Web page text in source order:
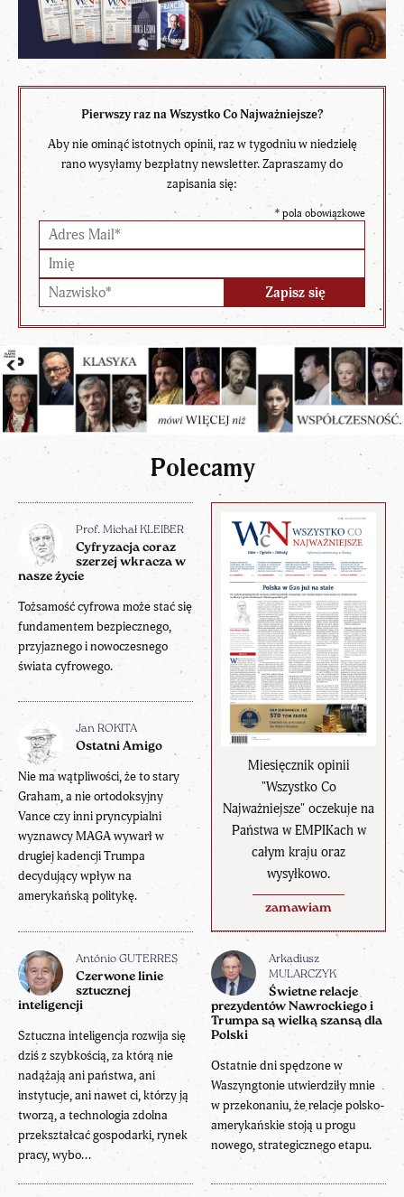
Pierwszy raz na Wszystko Co Najważniejsze?
Aby nie ominąć istotnych opinii, raz w tygodniu w niedzielę
rano wysyłamy bezpłatny newsletter. Zapraszamy do
zapisania się:
* pola obowiązkowe
Polecamy
Miesięcznik opinii
"Wszystko Co
Najważniejsze" oczekuje na
Państwa w EMPIKach w
całym kraju oraz
wysyłkowo.
zamawiam
Prof. Michał KLEIBER
Cyfryzacja coraz
szerzej wkracza w
nasze życie
Tożsamość cyfrowa może stać się
fundamentem bezpiecznego,
przyjaznego i nowoczesnego
świata cyfrowego.
Jan ROKITA
Ostatni Amigo
Nie ma wątpliwości, że to stary
Graham, a nie ortodoksyjny
Vance czy inni pryncypialni
wyznawcy MAGA wywarł w
drugiej kadencji Trumpa
decydujący wpływ na
amerykańską politykę.
António GUTERRES
Czerwone linie
sztucznej
inteligencji
Sztuczna inteligencja rozwija się
dziś z szybkością, za którą nie
nadążają ani państwa, ani
instytucje, ani nawet ci, którzy ją
tworzą, a technologia zdolna
przekształcać gospodarki, rynek
pracy, wybo...
Arkadiusz
MULARCZYK
Świetne relacje
prezydentów Nawrockiego i
Trumpa są wielką szansą dla
Polski
Ostatnie dni spędzone w
Waszyngtonie utwierdziły mnie
w przekonaniu, że relacje polsko-
amerykańskie stoją u progu
nowego, strategicznego etapu.